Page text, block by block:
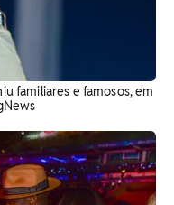
familiares e famosos, em